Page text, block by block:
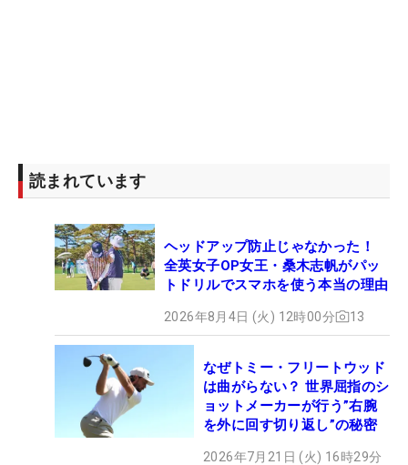
読まれています
ヘッドアップ防止じゃなかった！
全英女子OP女王・桑木志帆がパッ
トドリルでスマホを使う本当の理由
2026年8月4日 (火) 12時00分 13
なぜトミー・フリートウッド
は曲がらない？ 世界屈指のシ
ョットメーカーが行う”右腕
を外に回す切り返し”の秘密
2026年7月21日 (火) 16時29分